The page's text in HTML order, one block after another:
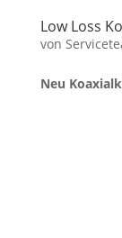
Low Loss
von
Neu